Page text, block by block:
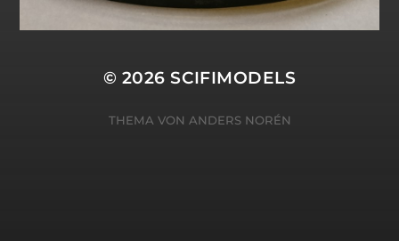
© 2026SCIFIMODELS
THEMA VON ANDERS NORÉN